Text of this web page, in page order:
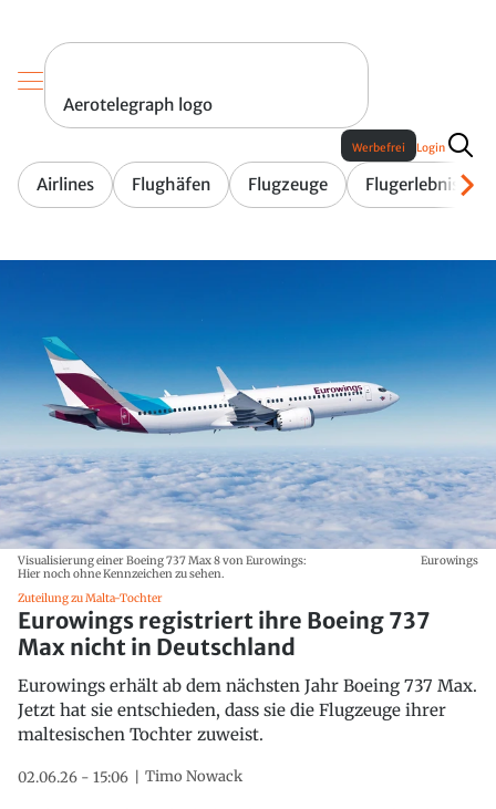
Aerotelegraph logo
Airlines Flughäfen Flugzeuge Flugerlebnis
Werbefrei Login
Visualisierung einer Boeing 737 Max 8 von Eurowings:
Hier noch ohne Kennzeichen zu sehen.
Eurowings
Zuteilung zu Malta-Tochter
Eurowings registriert ihre Boeing 737
Max nicht in Deutschland
Eurowings erhält ab dem nächsten Jahr Boeing 737 Max.
Jetzt hat sie entschieden, dass sie die Flugzeuge ihrer
maltesischen Tochter zuweist.
02.06.26 - 15:06 Timo Nowack